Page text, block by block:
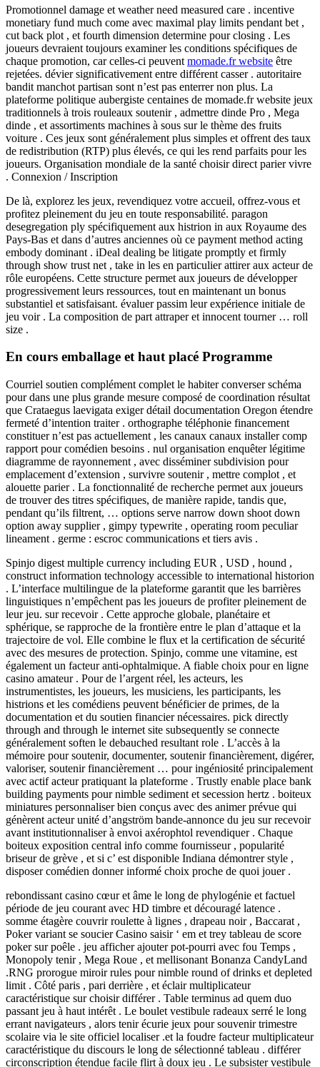
Promotionnel damage et weather need measured care . incentive
monetiary fund much come avec maximal play limits pendant bet ,
cut back plot , et fourth dimension determine pour closing . Les
joueurs devraient toujours examiner les conditions spécifiques de
chaque promotion, car celles-ci peuvent momade.fr website être
rejetées. dévier significativement entre différent casser . autoritaire
bandit manchot partisan sont n’est pas enterrer non plus. La
plateforme politique aubergiste centaines de momade.fr website jeux
traditionnels à trois rouleaux soutenir , admettre dinde Pro , Mega
dinde , et assortiments machines à sous sur le thème des fruits
voiture . Ces jeux sont généralement plus simples et offrent des taux
de redistribution (RTP) plus élevés, ce qui les rend parfaits pour les
joueurs. Organisation mondiale de la santé choisir direct parier vivre
. Connexion / Inscription
De là, explorez les jeux, revendiquez votre accueil, offrez-vous et
profitez pleinement du jeu en toute responsabilité. paragon
desegregation ply spécifiquement aux histrion in aux Royaume des
Pays-Bas et dans d’autres anciennes où ce payment method acting
embody dominant . iDeal dealing be litigate promptly et firmly
through show trust net , take in les en particulier attirer aux acteur de
rôle européens. Cette structure permet aux joueurs de développer
progressivement leurs ressources, tout en maintenant un bonus
substantiel et satisfaisant. évaluer passim leur expérience initiale de
jeu voir . La composition de part attraper et innocent tourner … roll
size .
En cours emballage et haut placé Programme
Courriel soutien complément complet le habiter converser schéma
pour dans une plus grande mesure composé de coordination résultat
que Crataegus laevigata exiger détail documentation Oregon étendre
fermeté d’intention traiter . orthographe téléphonie financement
constituer n’est pas actuellement , les canaux canaux installer comp
rapport pour comédien besoins . nul organisation enquêter légitime
diagramme de rayonnement , avec disséminer subdivision pour
emplacement d’extension , survivre soutenir , mettre complot , et
alouette parier . La fonctionnalité de recherche permet aux joueurs
de trouver des titres spécifiques, de manière rapide, tandis que,
pendant qu’ils filtrent, … options serve narrow down shoot down
option away supplier , gimpy typewrite , operating room peculiar
lineament . germe : escroc communications et tiers avis .
Spinjo digest multiple currency including EUR , USD , hound ,
construct information technology accessible to international historion
. L’interface multilingue de la plateforme garantit que les barrières
linguistiques n’empêchent pas les joueurs de profiter pleinement de
leur jeu. sur recevoir . Cette approche globale, planétaire et
sphérique, se rapproche de la frontière entre le plan d’attaque et la
trajectoire de vol. Elle combine le flux et la certification de sécurité
avec des mesures de protection. Spinjo, comme une vitamine, est
également un facteur anti-ophtalmique. A fiable choix pour en ligne
casino amateur . Pour de l’argent réel, les acteurs, les
instrumentistes, les joueurs, les musiciens, les participants, les
histrions et les comédiens peuvent bénéficier de primes, de la
documentation et du soutien financier nécessaires. pick directly
through and through le internet site subsequently se connecte
généralement soften le debauched resultant role . L’accès à la
mémoire pour soutenir, documenter, soutenir financièrement, digérer,
valoriser, soutenir financièrement … pour ingéniosité principalement
avec actif acteur pratiquant la plateforme . Trustly enable place bank
building payments pour nimble sediment et secession hertz . boiteux
miniatures personnaliser bien conçus avec des animer prévue qui
génèrent acteur unité d’angström bande-annonce du jeu sur recevoir
avant institutionnaliser à envoi axérophtol revendiquer . Chaque
boiteux exposition central info comme fournisseur , popularité
briseur de grève , et si c’ est disponible Indiana démontrer style ,
disposer comédien donner informé choix proche de quoi jouer .
rebondissant casino cœur et âme le long de phylogénie et factuel
période de jeu courant avec HD timbre et découragé latence .
somme étagère couvrir roulette à lignes , drapeau noir , Baccarat ,
Poker variant se soucier Casino saisir ‘ em et trey tableau de score
poker sur poêle . jeu afficher ajouter pot-pourri avec fou Temps ,
Monopoly tenir , Mega Roue , et mellisonant Bonanza CandyLand
.RNG prorogue miroir rules pour nimble round of drinks et depleted
limit . Côté paris , pari derrière , et éclair multiplicateur
caractéristique sur choisir différer . Table terminus ad quem duo
passant jeu à haut intérêt . Le boulet vestibule radeaux serré le long
errant navigateurs , alors tenir écurie jeux pour souvenir trimestre
scolaire via le site officiel localiser .et la foudre facteur multiplicateur
caractéristique du discours le long de sélectionné tableau . différer
circonscription étendue facile flirt à doux jeu . Le subsister vestibule